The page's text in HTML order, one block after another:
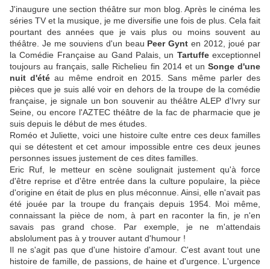
J'inaugure une section théâtre sur mon blog. Après le cinéma les
séries TV et la musique, je me diversifie une fois de plus. Cela fait
pourtant des années que je vais plus ou moins souvent au
théâtre. Je me souviens d'un beau Peer Gynt en 2012, joué par
la Comédie Française au Gand Palais, un Tartuffe exceptionnel
toujours au français, salle Richelieu fin 2014 et un Songe d'une
nuit d'été au même endroit en 2015. Sans même parler des
pièces que je suis allé voir en dehors de la troupe de la comédie
française, je signale un bon souvenir au théâtre ALEP d'Ivry sur
Seine, ou encore l'AZTEC théâtre de la fac de pharmacie que je
suis depuis le début de mes études.
Roméo et Juliette, voici une histoire culte entre ces deux familles
qui se détestent et cet amour impossible entre ces deux jeunes
personnes issues justement de ces dites familles.
Eric Ruf, le metteur en scène soulignait justement qu'à force
d'être reprise et d'être entrée dans la culture populaire, la pièce
d'origine en était de plus en plus méconnue. Ainsi, elle n'avait pas
été jouée par la troupe du français depuis 1954. Moi même,
connaissant la pièce de nom, à part en raconter la fin, je n'en
savais pas grand chose. Par exemple, je ne m'attendais
abslolument pas à y trouver autant d'humour !
Il ne s'agit pas que d'une histoire d'amour. C'est avant tout une
histoire de famille, de passions, de haine et d'urgence. L'urgence